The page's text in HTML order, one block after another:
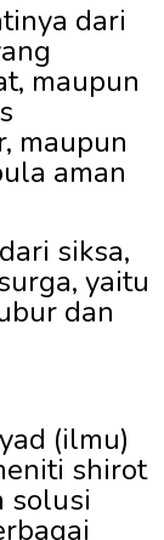
dari
maupun
maupun
aman
siksa,
urga, yaitu
dan
(ilmu)
shirot
solusi